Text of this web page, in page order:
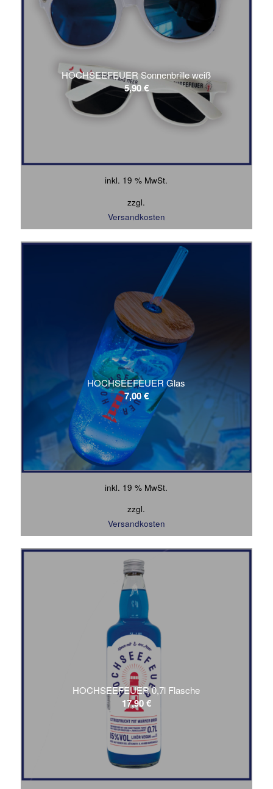
HOCHSEEFEUER Sonnenbrille weiß
5,90€
inkl. 19 % MwSt.
zzgl.
Versandkosten
HOCHSEEFEUER Glas
7,00€
inkl. 19 % MwSt.
zzgl.
Versandkosten
HOCHSEEFEUER 0,7l Flasche
17,90€